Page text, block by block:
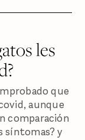
les
que
aunque
comparación
síntomas? y